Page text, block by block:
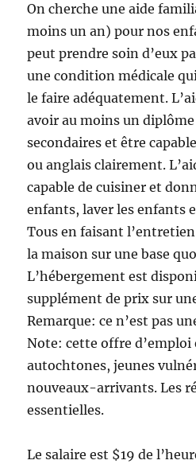
On cherche une aide
moins un an) pour nos
peut prendre soin d’eux
une condition médicale
le faire adéquatement.
avoir au moins un diplôme
secondaires et être
ou anglais clairement.
capable de cuisiner et
enfants, laver les enfants
Tous en faisant
la maison sur une base
L’hébergement est
supplément de prix sur
Remarque: ce n’est pas
Note: cette offre d’emploi
autochtones, jeunes
nouveaux-arrivants. Les
essentielles.
Le salaire est $19 de